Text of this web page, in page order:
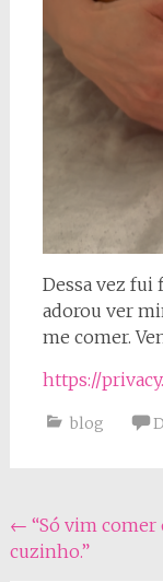
Dessa vez fui
adorou ver
me comer.
https://
blog
Navegação
do
← “Só vim comer
cuzinho.”